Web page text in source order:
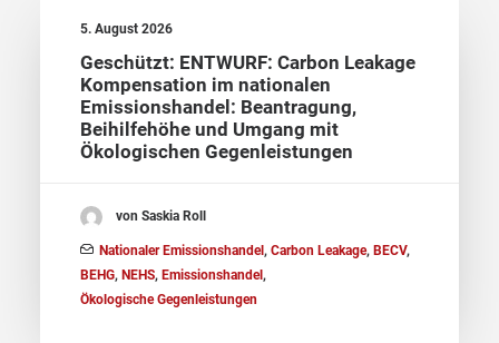
5. August 2026
Geschützt: ENTWURF: Carbon Leakage
Kompensation im nationalen
Emissionshandel: Beantragung,
Beihilfehöhe und Umgang mit
Ökologischen Gegenleistungen
von Saskia Roll
Nationaler Emissionshandel, Carbon Leakage, BECV,
BEHG, NEHS, Emissionshandel,
Ökologische Gegenleistungen